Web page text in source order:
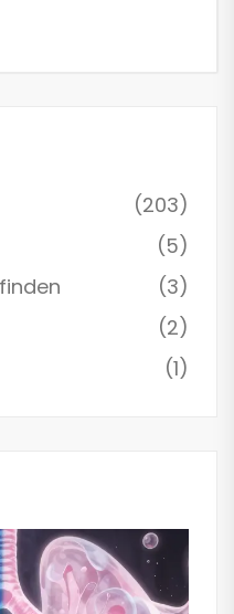
(203)
(5)
(3)
(2)
(1)